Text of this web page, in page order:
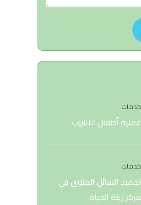
خدمات
عملية أطفال الأنابيب
خدمات
تجميد السائل المنوي في
مركز زينة الحياة